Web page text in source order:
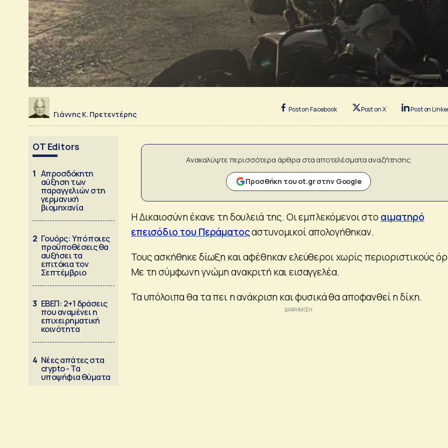
Γιάννης Κ. Πρετεντέρης
Post on Facebook Post on X Post on
OT Editors
1 Απροσδόκητη
αύξηση των
παραγγελιών στη
γερμανική
βιομηχανία
2 Γουόρς: Υπό ποιες
προϋποθέσεις θα
αυξήσει τα
επιτόκια τον
Σεπτέμβριο
3 ΕΒΕΠ: 2+1 δράσεις
που αναμένει η
επιχειρηματική
κοινότητα
4 Νέες απάτες στα
crypto - Τα
υποψήφια θύματα
Ανακαλύψτε περισσότερα άρθρα στα αποτελέσματα αναζήτησης
Προσθήκη του ot.gr στην Google
Η Δικαιοσύνη έκανε τη δουλειά της. Οι εμπλεκόμενοι στοαιματηρό
επεισόδιο του Περάματοςαστυνομικοί απολογήθηκαν.
Τους ασκήθηκε δίωξη και αφέθηκαν ελεύθεροι χωρίς περιοριστικούς
Με τη σύμφωνη γνώμη ανακριτή και εισαγγελέα.
Τα υπόλοιπα θα τα πει η ανάκριση και φυσικά θα αποφανθεί η δίκη.